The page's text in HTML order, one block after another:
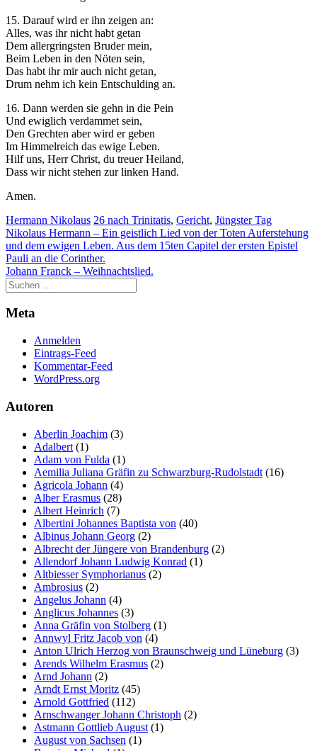
15. Darauf wird er ihn zeigen an:
Alles, was ihr nicht habt getan
Dem allergringsten Bruder mein,
Beim Leben in den Nöten sein,
Das habt ihr mir auch nicht getan,
Drum nehm ich kein Entschulding an.
16. Dann werden sie gehn in die Pein
Und ewiglich verdammet sein,
Den Grechten aber wird er geben
Im Himmelreich das ewige Leben.
Hilf uns, Herr Christ, du treuer Heiland,
Dass wir nicht stehen zur linken Hand.
Amen.
Hermann Nikolaus 26 nach Trinitatis, Gericht, Jüngster Tag
Beitragsnavigation
Nikolaus Hermann – Ein geistlich Lied von der Toten Auferstehung
und dem ewigen Leben. Aus dem 15ten Capitel der ersten Epistel
Pauli an die Corinther.
Johann Franck – Weihnachtslied.
Meta
Anmelden
Eintrags-Feed
Kommentar-Feed
WordPress.org
Autoren
Aberlin Joachim (3)
Adalbert (1)
Adam von Fulda (1)
Aemilia Juliana Gräfin zu Schwarzburg-Rudolstadt (16)
Agricola Johann (4)
Alber Erasmus (28)
Albert Heinrich (7)
Albertini Johannes Baptista von (40)
Albinus Johann Georg (2)
Albrecht der Jüngere von Brandenburg (2)
Allendorf Johann Ludwig Konrad (1)
Altbiesser Symphorianus (2)
Ambrosius (2)
Angelus Johann (4)
Anglicus Johannes (3)
Anna Gräfin von Stolberg (1)
Annwyl Fritz Jacob von (4)
Anton Ulrich Herzog von Braunschweig und Lüneburg (3)
Arends Wilhelm Erasmus (2)
Arnd Johann (2)
Arndt Ernst Moritz (45)
Arnold Gottfried (112)
Arnschwanger Johann Christoph (2)
Astmann Gottlieb August (1)
August von Sachsen (1)